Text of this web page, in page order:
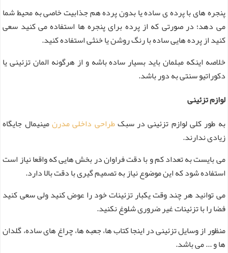
پنجره های با پرده ی ساده یا بدون پرده هم جذابیت خاصی به محیط شما
می دهد؛ در صورتی که از پرده برای پنجره ها استفاده می کنید سعی
کنید از پرده هایی ساده با رنگ روشن یا خنثی استفاده کنید.
خلاصه اینکه مبلمان باید بسیار ساده باشه و از هرگونه المان تزئینی یا
دکوراتیو سنتی به دور باشد.
لوازم تزئینی
به طور کلی لوازم تزئینی در سبکطراحی داخلی مدرنمینیمال جایگاه
زیادی ندارند.
می بایست به تعداد کم و با دقت فراوان در بخش هایی که واقعا نیاز است
استفاده شود که این موضوع نیاز به تصمیم گیری با دقت بالا دارد.
می توانید هر چند وقت یکبار تزئینات خود را عوض کنید ولی سعی کنید
فضا را با تزئینات غیر ضروری شلوغ نکنید.
منظور از وسایل تزئینی در اینجا کتاب ها، جعبه ها، چراغ های ساده، گلدان
ها و ... می باشد.